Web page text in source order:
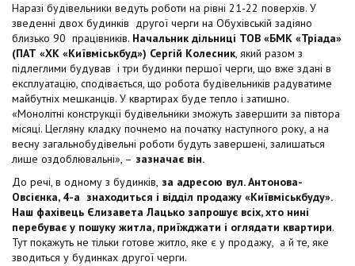
Наразі будівельники ведуть роботи на рівні 21-22 поверхів. У
зведенні двох будинків другої черги на Обухівській задіяно
близько 90 працівників. Начальник дільниці ТОВ «БМК «Тріада»
(ПАТ «ХК «Київміськбуд») Сергій Колесник, який разом з
підлеглими будував і три будинки першої черги, що вже здані в
експлуатацію, сподівається, що робота будівельників радуватиме
майбутніх мешканців. У квартирах буде тепло і затишно.
«Монолітні конструкції будівельники зможуть завершити за півтора
місяці. Цегляну кладку почнемо на початку наступного року, а на
весну загальнобудівельні роботи будуть завершені, залишаться
лише оздоблювальні», – зазначає він.
До речі, в одному з будинків, за адресою вул. Антонова-
Овсієнка, 4-а знаходиться і відділ продажу «Київміськбуду».
Наш фахівець Єлизавета Лацько запрошує всіх, хто нині
перебуває у пошуку житла, приїжджати і оглядати квартири.
Тут покажуть не тільки готове житло, яке є у продажу, а й те, яке
зводиться у будинках другої черги.